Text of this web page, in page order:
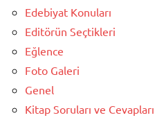
Edebiyat Konuları
Editörün Seçtikleri
Eğlence
Foto Galeri
Genel
Kitap Soruları ve Cevapları